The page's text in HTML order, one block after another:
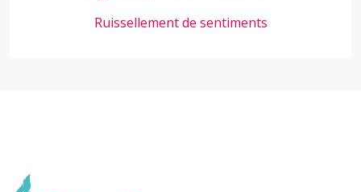
Ruissellement de sentiments